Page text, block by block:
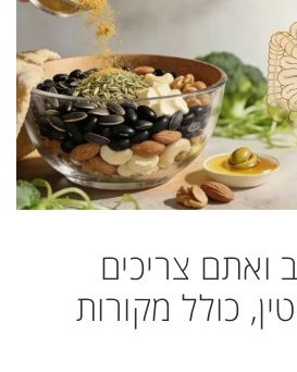
צריכים
כולל מקורות